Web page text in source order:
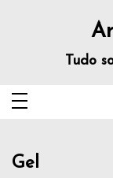
Tudo
Gel